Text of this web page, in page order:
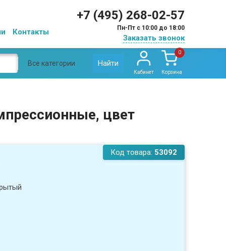
Контакты
+7 (495) 268-02-57
Пн-Пт с 10:00 до 18:00
Заказать звонок
Все категории Найти
Кабинет
0
Корзина
цвет
Код товара: 53092